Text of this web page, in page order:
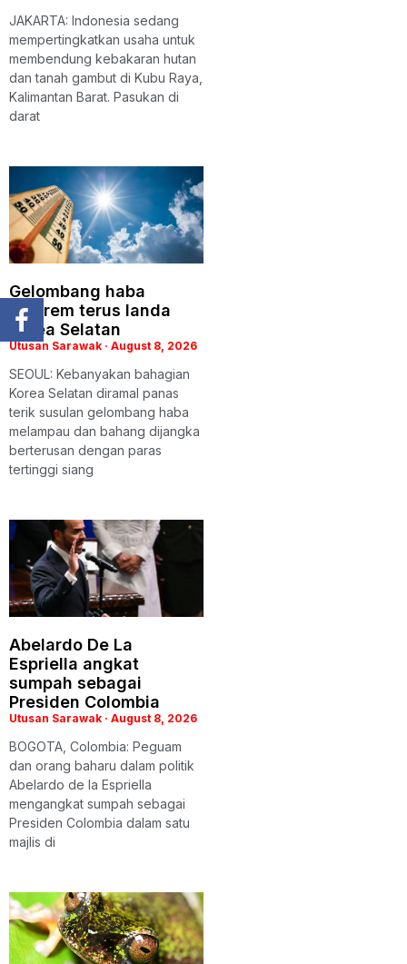
JAKARTA: Indonesia sedang
mempertingkatkan usaha untuk
membendung kebakaran hutan
dan tanah gambut di Kubu Raya,
Kalimantan Barat. Pasukan di
darat
Gelombang haba
ekstrem terus landa
Korea Selatan
Utusan Sarawak August 8, 2026
SEOUL: Kebanyakan bahagian
Korea Selatan diramal panas
terik susulan gelombang haba
melampau dan bahang dijangka
berterusan dengan paras
tertinggi siang
Abelardo De La
Espriella angkat
sumpah sebagai
Presiden Colombia
Utusan Sarawak August 8, 2026
BOGOTA, Colombia: Peguam
dan orang baharu dalam politik
Abelardo de la Espriella
mengangkat sumpah sebagai
Presiden Colombia dalam satu
majlis di